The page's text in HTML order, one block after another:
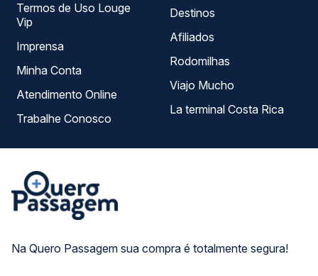
Na Quero Passagem sua compra é totalmente segura!
Termos de Uso Louge
Vip
Imprensa
Minha Conta
Atendimento Online
Trabalhe Conosco
Destinos
Afiliados
Rodomilhas
Viajo Mucho
La terminal Costa Rica